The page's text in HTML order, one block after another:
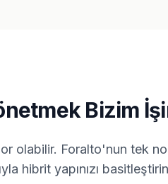
Bizim
olabilir. Foralto'nun tek
hibrit yapınızı